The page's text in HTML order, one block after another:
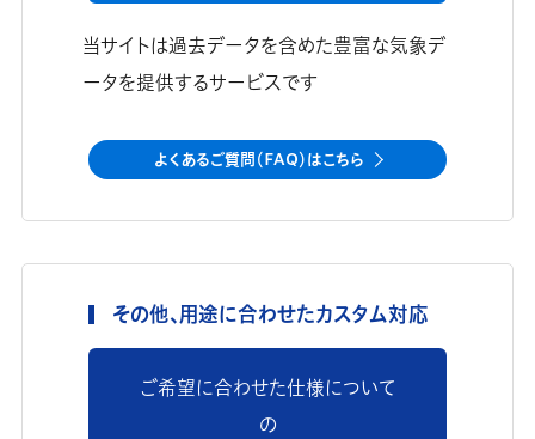
当サイトは過去データを含めた豊富な気象デ
ータを提供するサービスです
よくあるご質問（FAQ）はこちら
その他、用途に合わせたカスタム対応
ご希望に合わせた仕様について
の